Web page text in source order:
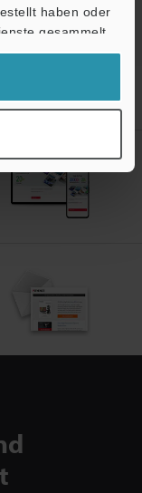
haben oder
gesammeltSupport